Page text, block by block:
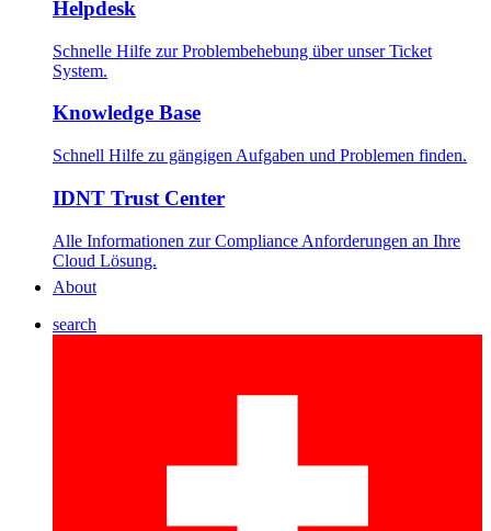
Helpdesk
Schnelle Hilfe zur Problembehebung über unser Ticket
System.
Knowledge Base
Schnell Hilfe zu gängigen Aufgaben und Problemen finden.
IDNT Trust Center
Alle Informationen zur Compliance Anforderungen an Ihre
Cloud Lösung.
About
search